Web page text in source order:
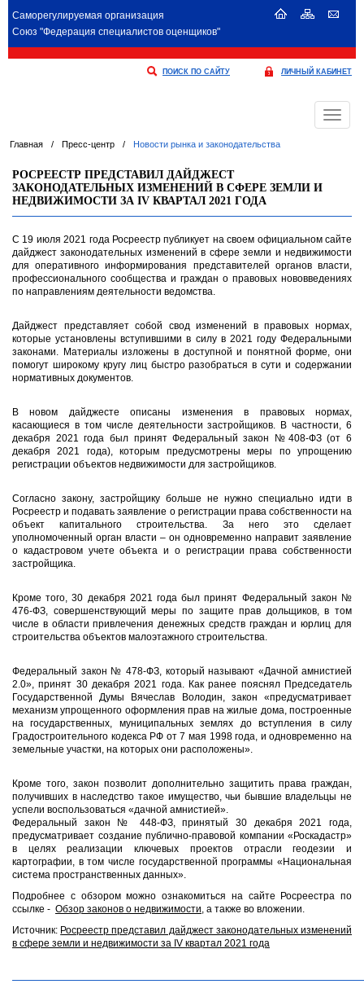
Саморегулируемая организация
Союз "Федерация специалистов оценщиков"
ПОИСК ПО САЙТУ ЛИЧНЫЙ КАБИНЕТ
Меню
Главная / Пресс-центр / Новости рынка и законодательства
РОСРЕЕСТР ПРЕДСТАВИЛ ДАЙДЖЕСТ
ЗАКОНОДАТЕЛЬНЫХ ИЗМЕНЕНИЙ В СФЕРЕ ЗЕМЛИ И
НЕДВИЖИМОСТИ ЗА IV КВАРТАЛ 2021 ГОДА
С 19 июля 2021 года Росреестр публикует на своем официальном сайте
дайджест законодательных изменений в сфере земли и недвижимости
для оперативного информирования представителей органов власти,
профессионального сообщества и граждан о правовых нововведениях
по направлениям деятельности ведомства.
Дайджест представляет собой свод изменений в правовых нормах,
которые установлены вступившими в силу в 2021 году Федеральными
законами. Материалы изложены в доступной и понятной форме, они
помогут широкому кругу лиц быстро разобраться в сути и содержании
нормативных документов.
В новом дайджесте описаны изменения в правовых нормах,
касающиеся в том числе деятельности застройщиков. В частности, 6
декабря 2021 года был принят Федеральный закон №408-ФЗ (от 6
декабря 2021 года), которым предусмотрены меры по упрощению
регистрации объектов недвижимости для застройщиков.
Согласно закону, застройщику больше не нужно специально идти в
Росреестр и подавать заявление о регистрации права собственности на
объект капитального строительства. За него это сделает
уполномоченный орган власти – он одновременно направит заявление
о кадастровом учете объекта и о регистрации права собственности
застройщика.
Кроме того, 30 декабря 2021 года был принят Федеральный закон №
476-ФЗ, совершенствующий меры по защите прав дольщиков, в том
числе в области привлечения денежных средств граждан и юрлиц для
строительства объектов малоэтажного строительства.
Федеральный закон № 478-ФЗ, который называют «Дачной амнистией
2.0», принят 30 декабря 2021 года. Как ранее пояснял Председатель
Государственной Думы Вячеслав Володин, закон «предусматривает
механизм упрощенного оформления прав на жилые дома, построенные
на государственных, муниципальных землях до вступления в силу
Градостроительного кодекса РФ от 7 мая 1998 года, и одновременно на
земельные участки, на которых они расположены».
Кроме того, закон позволит дополнительно защитить права граждан,
получивших в наследство такое имущество, чьи бывшие владельцы не
успели воспользоваться «дачной амнистией».
Федеральный закон № 448-ФЗ, принятый 30 декабря 2021 года,
предусматривает создание публично-правовой компании «Роскадастр»
в целях реализации ключевых проектов отрасли геодезии и
картографии, в том числе государственной программы «Национальная
система пространственных данных».
Подробнее с обзором можно ознакомиться на сайте Росреестра по
ссылке - Обзор законов о недвижимости, а также во вложении.
Источник: Росреестр представил дайджест законодательных изменений
в сфере земли и недвижимости за IV квартал 2021 года